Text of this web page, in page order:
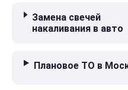
Замена свечей
накаливания в авто
Плановое ТО в